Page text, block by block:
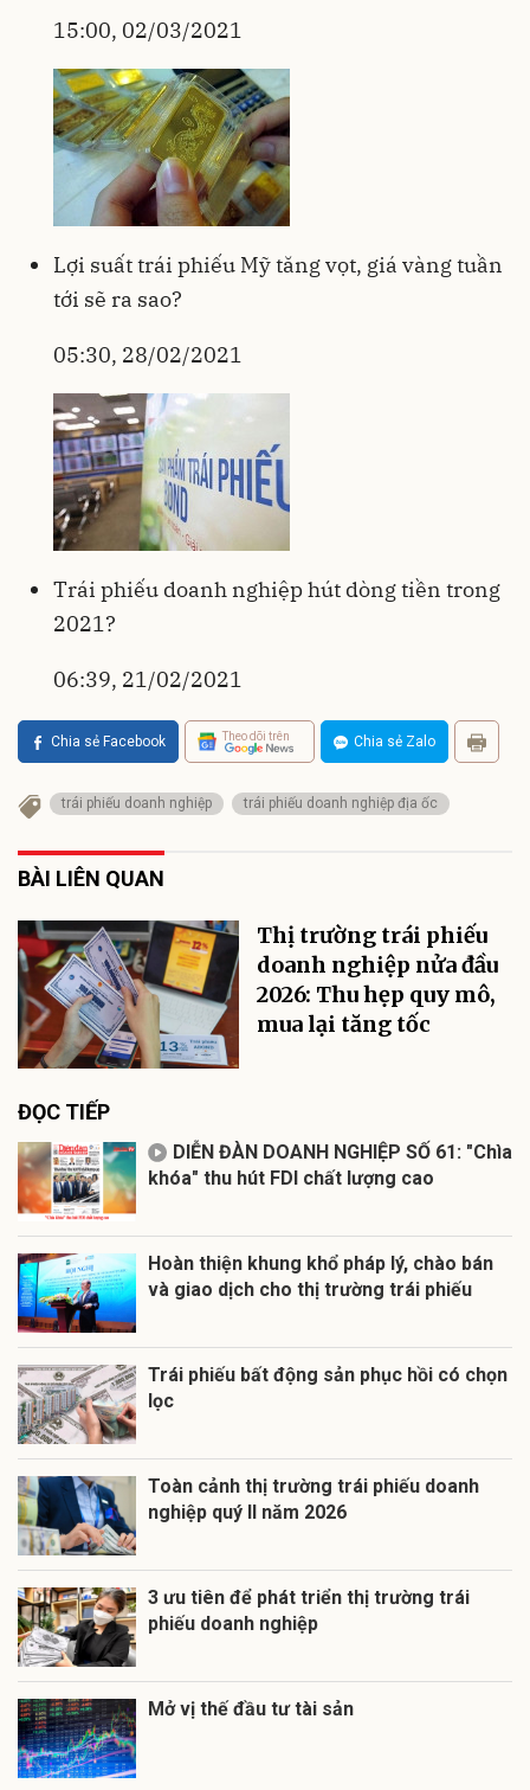
15:00, 02/03/2021
Lợi suất trái phiếu Mỹ tăng vọt, giá vàng tuần
tới sẽ ra sao?
05:30, 28/02/2021
Trái phiếu doanh nghiệp hút dòng tiền trong
2021?
06:39, 21/02/2021
Chia sẻ Facebook Theo dõi trên Chia sẻ Zalo
trái phiếu doanh nghiệp trái phiếu doanh nghiệp địa ốc
BÀI LIÊN QUAN
Thị trường trái phiếu
doanh nghiệp nửa đầu
2026: Thu hẹp quy mô,
mua lại tăng tốc
ĐỌC TIẾP
DIỄN ĐÀN DOANH NGHIỆP SỐ 61: "Chìa
khóa" thu hút FDI chất lượng cao
Hoàn thiện khung khổ pháp lý, chào bán
và giao dịch cho thị trường trái phiếu
Trái phiếu bất động sản phục hồi có chọn
lọc
Toàn cảnh thị trường trái phiếu doanh
nghiệp quý II năm 2026
3 ưu tiên để phát triển thị trường trái
phiếu doanh nghiệp
Mở vị thế đầu tư tài sản